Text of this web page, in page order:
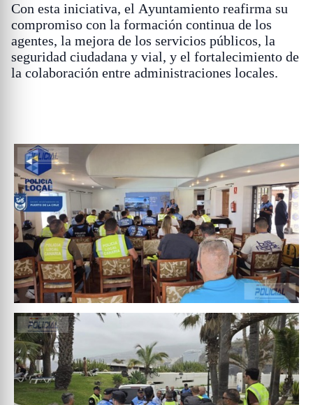
Con esta iniciativa, el Ayuntamiento reafirma su
compromiso con la formación continua de los
agentes, la mejora de los servicios públicos, la
seguridad ciudadana y vial, y el fortalecimiento de
la colaboración entre administraciones locales.